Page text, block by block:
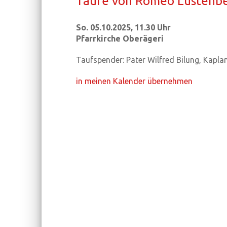
So. 05.10.2025, 11.30 Uhr
Pfarrkirche Oberägeri
Taufspender: Pater Wilfred Bilung,
in meinen Kalender übernehmen